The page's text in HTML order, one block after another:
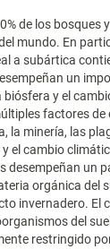
de los bosques
mundo. En
a subártica
un
y el
factores
la minería, las
el cambio
desempeñan un
orgánica del
invernadero. El
del
restringido